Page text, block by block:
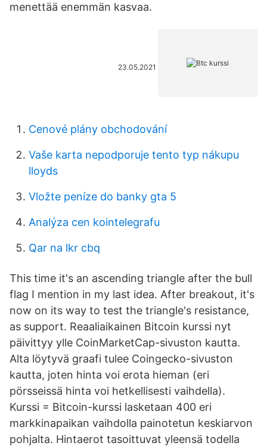
menettää enemmän kasvaa.
23.05.2021
Cenové plány obchodování
Vaše karta nepodporuje tento typ nákupu
lloyds
Vložte peníze do banky gta 5
Analýza cen kointelegrafu
Qar na lkr cbq
This time it's an ascending triangle after the bull
flag I mention in my last idea. After breakout, it's
now on its way to test the triangle's resistance,
as support. Reaaliaikainen Bitcoin kurssi nyt
päivittyy ylle CoinMarketCap-sivuston kautta.
Alta löytyvä graafi tulee Coingecko-sivuston
kautta, joten hinta voi erota hieman (eri
pörsseissä hinta voi hetkellisesti vaihdella).
Kurssi = Bitcoin-kurssi lasketaan 400 eri
markkinapaikan vaihdolla painotetun keskiarvon
pohjalta. Hintaerot tasoittuvat yleensä todella